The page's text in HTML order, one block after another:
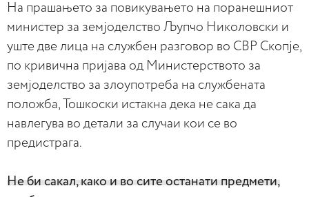
На прашањето за повикувањето на поранешниот
министер за земјоделство Љупчо Николовски и
уште две лица на службен разговор во СВР Скопје,
по кривична пријава од Министерството за
земјоделство за злоупотреба на службената
положба, Тошкоски истакна дека не сака да
навлегува во детали за случаи кои се во
предистрага.
Не би сакал, како и во сите останати предмети,